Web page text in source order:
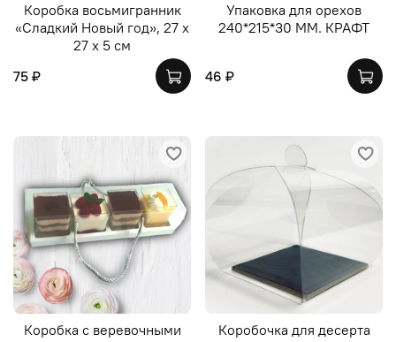
Коробка восьмигранник
«Сладкий Новый год», 27 х
27 х 5 см
75 ₽
Упаковка для орехов
240*215*30 ММ. КРАФТ
46 ₽
Коробка с веревочными
Коробочка для десерта